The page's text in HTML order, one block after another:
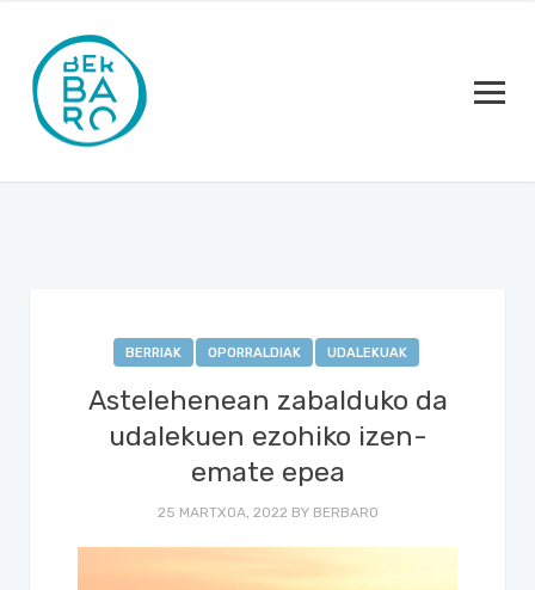
BERRIAK OPORRALDIAK UDALEKUAK
Astelehenean zabalduko da
udalekuen ezohiko izen-
emate epea
25 MARTXOA, 2022 BY BERBARO